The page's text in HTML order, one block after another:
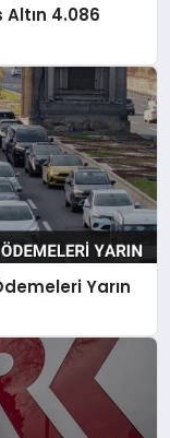
4.086
Yarın